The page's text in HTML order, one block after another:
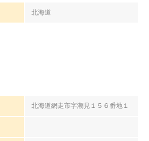
北海道
北海道網走市字潮見１５６番地１